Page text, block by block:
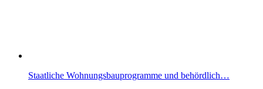
Staatliche Wohnungsbauprogramme und behördlich…